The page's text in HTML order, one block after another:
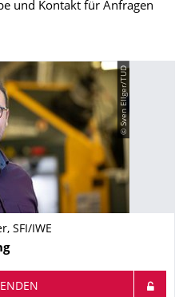
und Kontakt für Anfragen
© Sven Ellger/TUD
SFI/IWE